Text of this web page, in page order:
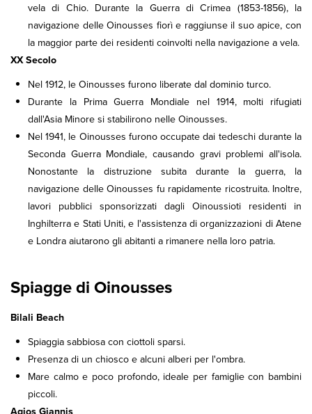
vela di Chio. Durante la Guerra di Crimea (1853-1856), la
navigazione delle Oinousses fiorì e raggiunse il suo apice, con
la maggior parte dei residenti coinvolti nella navigazione a vela.
XX Secolo
Nel 1912, le Oinousses furono liberate dal dominio turco.
Durante la Prima Guerra Mondiale nel 1914, molti rifugiati
dall'Asia Minore si stabilirono nelle Oinousses.
Nel 1941, le Oinousses furono occupate dai tedeschi durante la
Seconda Guerra Mondiale, causando gravi problemi all'isola.
Nonostante la distruzione subita durante la guerra, la
navigazione delle Oinousses fu rapidamente ricostruita. Inoltre,
lavori pubblici sponsorizzati dagli Oinoussioti residenti in
Inghilterra e Stati Uniti, e l'assistenza di organizzazioni di Atene
e Londra aiutarono gli abitanti a rimanere nella loro patria.
Spiagge di Oinousses
Bilali Beach
Spiaggia sabbiosa con ciottoli sparsi.
Presenza di un chiosco e alcuni alberi per l'ombra.
Mare calmo e poco profondo, ideale per famiglie con bambini
piccoli.
Agios Giannis